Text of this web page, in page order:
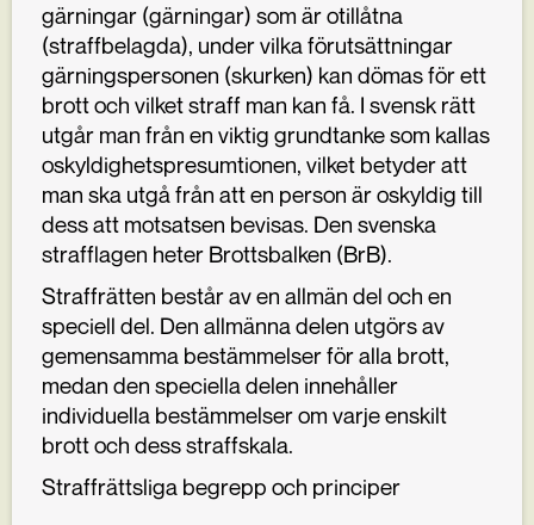
gärningar (gärningar) som är otillåtna
(straffbelagda), under vilka förutsättningar
gärningspersonen (skurken) kan dömas för ett
brott och vilket straff man kan få. I svensk rätt
utgår man från en viktig grundtanke som kallas
oskyldighetspresumtionen, vilket betyder att
man ska utgå från att en person är oskyldig till
dess att motsatsen bevisas. Den svenska
strafflagen heter Brottsbalken (BrB).
Straffrätten består av en allmän del och en
speciell del. Den allmänna delen utgörs av
gemensamma bestämmelser för alla brott,
medan den speciella delen innehåller
individuella bestämmelser om varje enskilt
brott och dess straffskala.
Straffrättsliga begrepp och principer